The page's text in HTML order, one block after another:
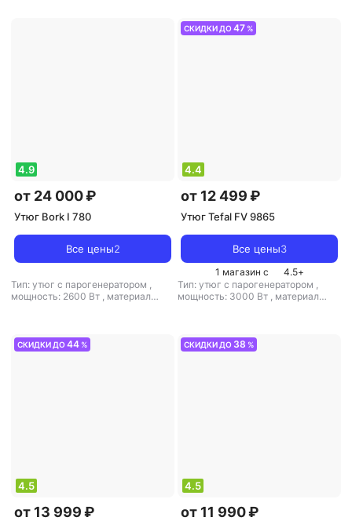
4.9
от 24 000 ₽
Утюг Bork I 780
Все цены2
Тип: утюг с парогенератором ,
мощность: 2600 Вт , материал
СКИДКИ ДО47 %
4.4
от 12 499 ₽
Утюг Tefal FV 9865
Все цены3
1 магазин с 4.5+
Тип: утюг с парогенератором ,
мощность: 3000 Вт , материал
СКИДКИ ДО44 %
4.5
от 13 999 ₽
СКИДКИ ДО 38 %
4.5
от 11 990 ₽